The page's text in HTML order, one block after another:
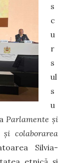
s
c
u
r
s
ul
s
u
Parlamente și
colaborarea
Silvia-